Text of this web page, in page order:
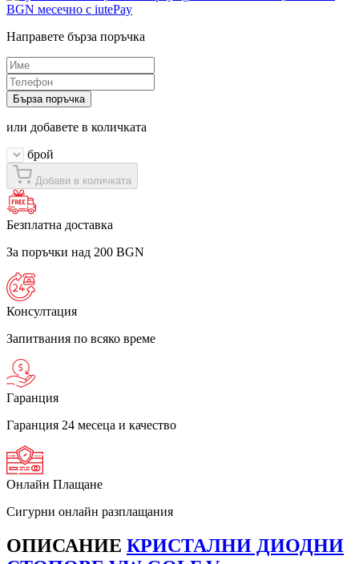
BGN месечно с iutePay
Направете бърза поръчка
Бърза поръчка
или добавете в количката
брой
Добави в количката
Безплатна доставка
За поръчки над 200 BGN
Консултация
Запитвания по всяко време
Гаранция
Гаранция 24 месеца и качество
Онлайн Плащане
Сигурни онлайн разплащания
ОПИСАНИЕ КРИСТАЛНИ ДИОДНИ